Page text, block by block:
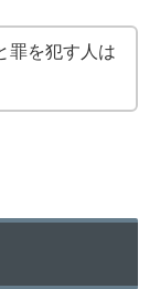
罪を犯す人は